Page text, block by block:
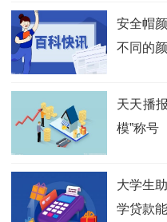
安全帽
不同的
天天播
模”称号
大学生
学贷款